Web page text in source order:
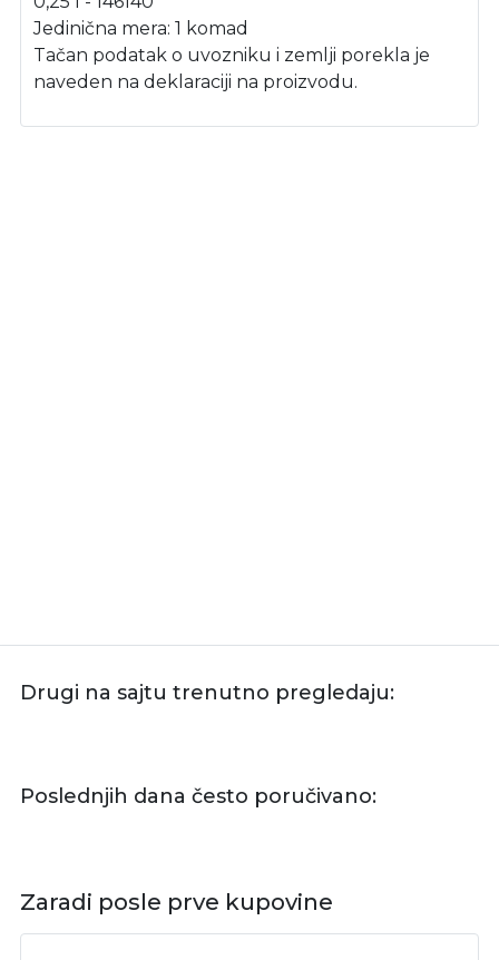
Jedinična mera: 1 komad
Tačan podatak o uvozniku i zemlji porekla je
naveden na deklaraciji na proizvodu.
Drugi na sajtu trenutno pregledaju:
Poslednjih dana često poručivano:
Zaradi posle prve kupovine